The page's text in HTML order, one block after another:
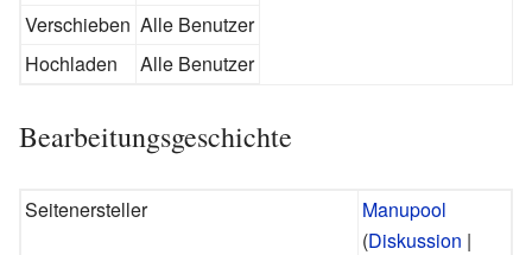
Verschieben Alle Benutzer
Hochladen
Alle Benutzer
Bearbeitungsgeschichte
Seitenersteller
Manupool
(Diskussion |